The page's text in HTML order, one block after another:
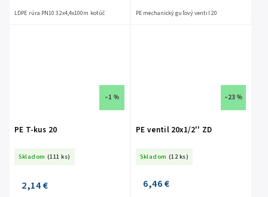
LDPE rúra PN10 32x4,4x100m kotúč PE mechanický guľový ventil 20
–1 %
PE T-kus 20
Skladom (111 ks)
2,14 €
–23 %
PE ventil 20x1/2'' ZD
Skladom (12 ks)
6,46 €